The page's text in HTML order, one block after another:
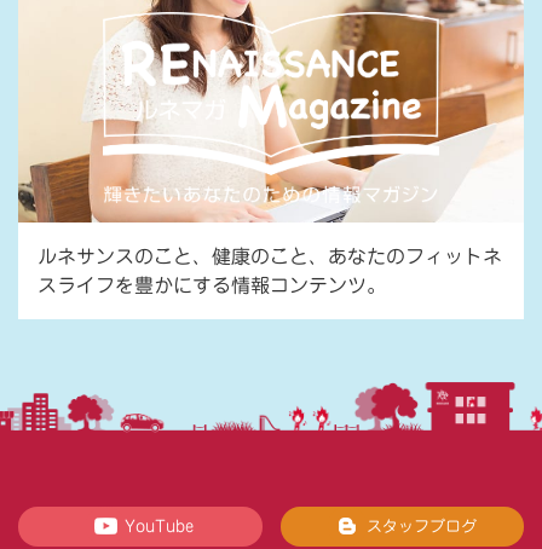
ルネサンスのこと、健康のこと、あなたのフィットネ
スライフを豊かにする情報コンテンツ。
YouTube スタッフブログ